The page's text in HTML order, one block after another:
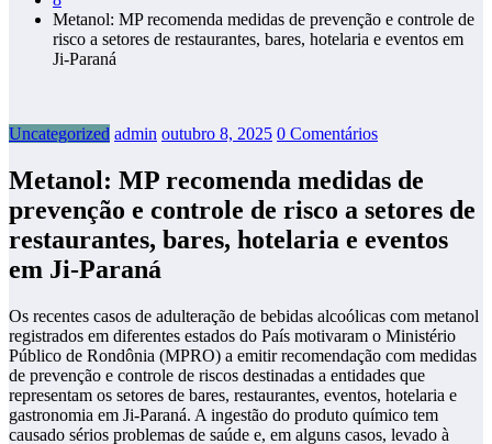
Metanol: MP recomenda medidas de prevenção e controle de
risco a setores de restaurantes, bares, hotelaria e eventos em
Ji-Paraná
Uncategorized admin outubro 8, 2025 0 Comentários
Metanol: MP recomenda medidas de
prevenção e controle de risco a setores de
restaurantes, bares, hotelaria e eventos
em Ji-Paraná
Os recentes casos de adulteração de bebidas alcoólicas com metanol
registrados em diferentes estados do País motivaram o Ministério
Público de Rondônia (MPRO) a emitir recomendação com medidas
de prevenção e controle de riscos destinadas a entidades que
representam os setores de bares, restaurantes, eventos, hotelaria e
gastronomia em Ji-Paraná. A ingestão do produto químico tem
causado sérios problemas de saúde e, em alguns casos, levado à